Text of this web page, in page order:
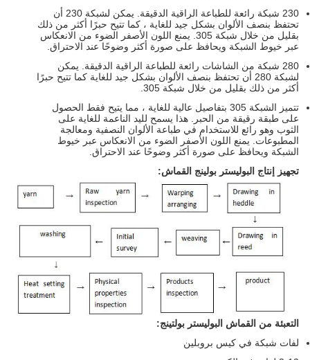
230 شبكة رائعة للطباعة الراقية الدقيقة. يمكن لشبكة 230 أن
تحتفظ بنصف الألوان بشكل جيد للغاية ، كما تتيح حبرًا أكثر من ذلك
بقليل من خلال شبكة 305. يمنع اللون الأصفر الضوء من الانعكاس
عبر خيوط الشبكة ويحافظ على صورة أكثر وضوحًا عند الاحتراق.
280 شبكة من الشاشات رائعة للطباعة الراقية الدقيقة. يمكن
لشبكة 280 أن تحتفظ بنصف الألوان بشكل جيد للغاية كما تتيح حبرًا
أكثر من ذلك بقليل من خلال شبكة 305.
تتميز الشبكة 305 بتفاصيل عالية للغاية ، مما يتيح فقط الحصول
على طبقة رقيقة من الحبر. هذا يسمح لليد الناعمة للغاية على
الثوب وهو رائع للاستخدام في طباعة الألوان النصفية ومعالجة
المطبوعات. يمنع اللون الأصفر الضوء من الانعكاس عبر خيوط
الشبكة ويحافظ على صورة أكثر وضوحًا عند الاحتراق.
تجهيز إنتاج البوليستر بولينج القماش:
التعبئة من القماش البوليستر بولتينج:
لفات شبكة في كيس بروبلين